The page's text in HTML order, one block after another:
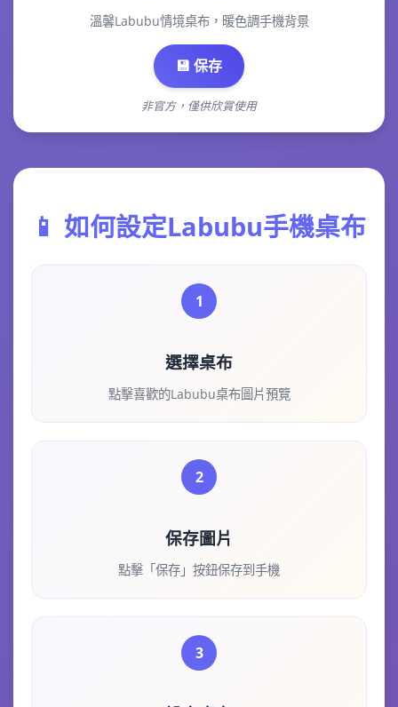
溫馨Labubu情境桌布，暖色調手機背景
💾 保存
非官方，僅供欣賞使用
📱 如何設定Labubu手機桌布
1
選擇桌布
點擊喜歡的Labubu桌布圖片預覽
2
保存圖片
點擊「保存」按鈕保存到手機
3